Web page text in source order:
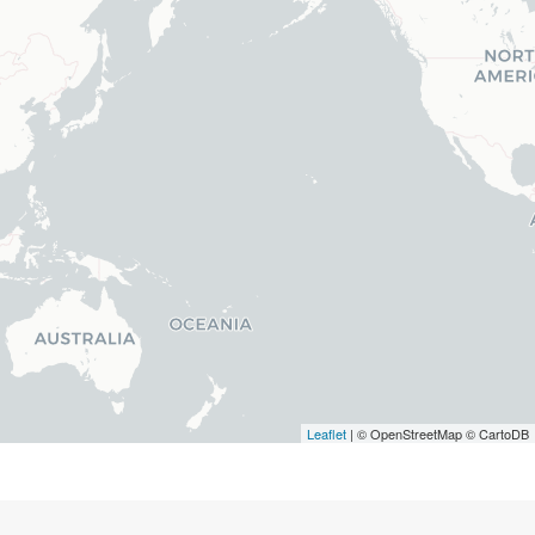
Leaflet | © OpenStreetMap © CartoDB